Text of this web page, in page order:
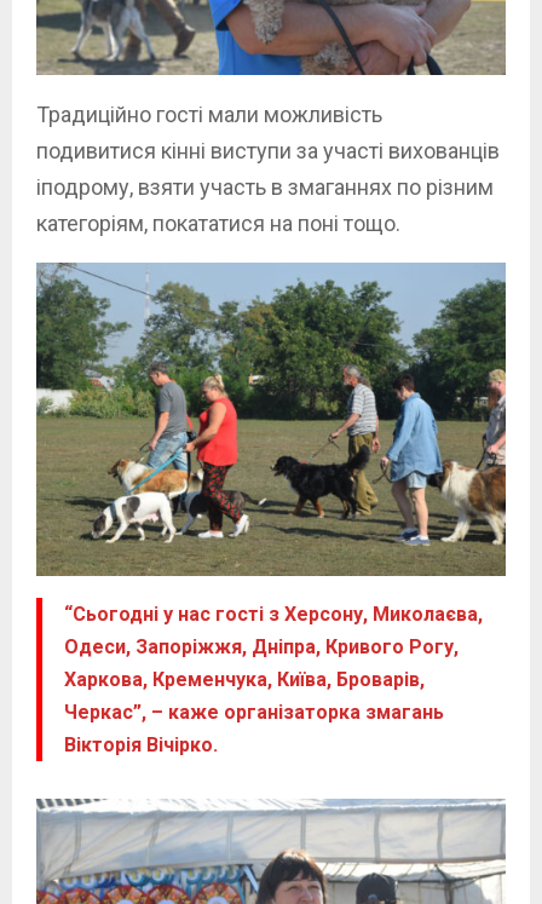
Традиційно гості мали можливість
подивитися кінні виступи за участі вихованців
іподрому, взяти участь в змаганнях по різним
категоріям, покататися на поні тощо.
“Сьогодні у нас гості з Херсону, Миколаєва,
Одеси, Запоріжжя, Дніпра, Кривого Рогу,
Харкова, Кременчука, Київа, Броварів,
Черкас”, – каже організаторка змагань
Вікторія Вічірко.